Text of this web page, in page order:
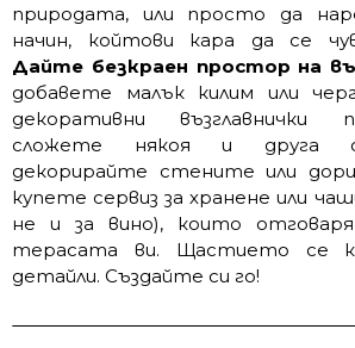
природата, или просто да
начин, койтови кара да се
Дайте безкраен простор на
добавете малък килим или
декоративни възглавнички
сложете някоя и друга
декорирайте стените или
купете сервиз за хранене или
не и за вино), които
терасата ви. Щастието се
детайли. Създайте си го!